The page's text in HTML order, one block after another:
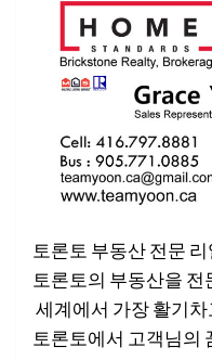
토론토 부동산 전문
토론토의 부동산을
세계에서 가장 활기
토론토에서 고객님의